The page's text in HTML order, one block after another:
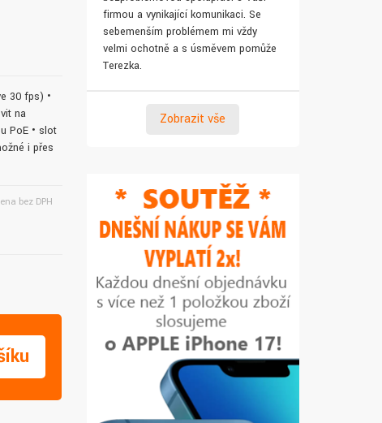
30 fps) •
na
PoE • slot
i přes
bez DPH
firmou a vynikající komunikaci. Se
sebemenším problémem mi vždy
velmi ochotně a s úsměvem pomůže
Terezka.
Zobrazit vše